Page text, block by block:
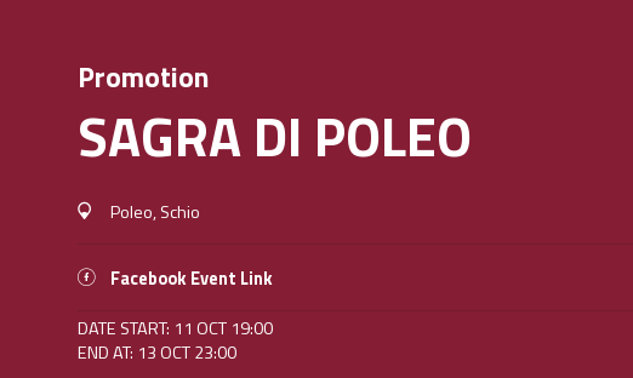
Promotion
SAGRA DI POLEO
Poleo, Schio
Facebook Event Link
DATE START: 11 OCT 19:00
END AT: 13 OCT 23:00